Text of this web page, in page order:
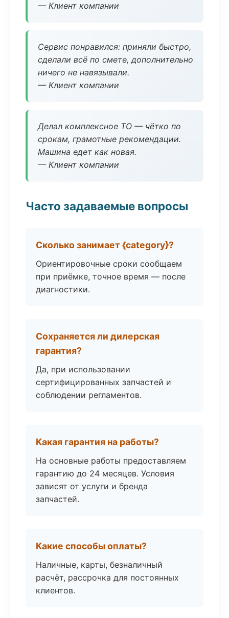
— Клиент компании
Сервис понравился: приняли быстро,
сделали всё по смете, дополнительно
ничего не навязывали.
— Клиент компании
Делал комплексное ТО — чётко по
срокам, грамотные рекомендации.
Машина едет как новая.
— Клиент компании
Часто задаваемые вопросы
Сколько занимает {category}?
Ориентировочные сроки сообщаем
при приёмке, точное время — после
диагностики.
Сохраняется ли дилерская
гарантия?
Да, при использовании
сертифицированных запчастей и
соблюдении регламентов.
Какая гарантия на работы?
На основные работы предоставляем
гарантию до 24 месяцев. Условия
зависят от услуги и бренда
запчастей.
Какие способы оплаты?
Наличные, карты, безналичный
расчёт, рассрочка для постоянных
клиентов.